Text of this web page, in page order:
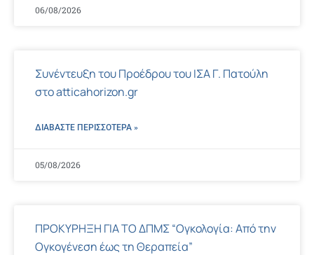
06/08/2026
Συνέντευξη του Προέδρου του ΙΣΑ Γ. Πατούλη
στο atticahorizon.gr
ΔΙΑΒΑΣΤΕ ΠΕΡΙΣΣΌΤΕΡΑ »
05/08/2026
ΠΡΟΚΥΡΗΞΗ ΓΙΑ ΤΟ ΔΠΜΣ “Ογκολογία: Από την
Ογκογένεση έως τη Θεραπεία”